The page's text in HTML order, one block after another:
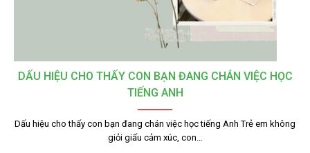
DẤU HIỆU CHO THẤY CON BẠN ĐANG CHÁN VIỆC HỌC
TIẾNG ANH
Dấu hiệu cho thấy con bạn đang chán việc học tiếng Anh Trẻ em không
giỏi giấu cảm xúc, con…